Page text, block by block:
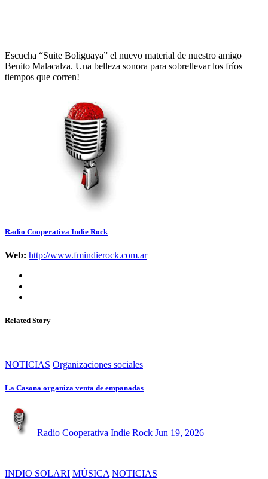
Escucha “Suite Boliguaya” el nuevo material de nuestro amigo
Benito Malacalza. Una belleza sonora para sobrellevar los fríos
tiempos que corren!
Radio Cooperativa Indie Rock
Web: http://www.fmindierock.com.ar
Related Story
NOTICIAS Organizaciones sociales
La Casona organiza venta de empanadas
Radio Cooperativa Indie Rock Jun 19, 2026
INDIO SOLARI MÚSICA NOTICIAS